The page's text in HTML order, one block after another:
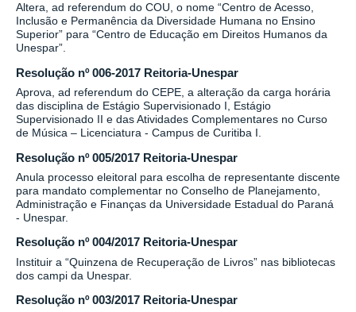
Altera, ad referendum do COU, o nome “Centro de Acesso,
Inclusão e Permanência da Diversidade Humana no Ensino
Superior” para “Centro de Educação em Direitos Humanos da
Unespar”.
Resolução nº 006-2017 Reitoria-Unespar
Aprova, ad referendum do CEPE, a alteração da carga horária
das disciplina de Estágio Supervisionado I, Estágio
Supervisionado II e das Atividades Complementares no Curso
de Música – Licenciatura - Campus de Curitiba I.
Resolução nº 005/2017 Reitoria-Unespar
Anula processo eleitoral para escolha de representante discente
para mandato complementar no Conselho de Planejamento,
Administração e Finanças da Universidade Estadual do Paraná
- Unespar.
Resolução nº 004/2017 Reitoria-Unespar
Instituir a “Quinzena de Recuperação de Livros” nas bibliotecas
dos campi da Unespar.
Resolução nº 003/2017 Reitoria-Unespar